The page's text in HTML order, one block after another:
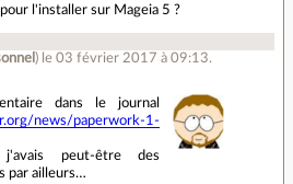
l'installer sur Mageia 5 ?
) le 03 février 2017 à 09:13.
dans le journal
news/paperwork-1-
peut-être des
par ailleurs…